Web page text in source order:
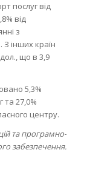
послуг від
від
з
З інших країн
дол., що в 3,9
5,3%
та 27,0%
центру.
та програмно-
забезпечення.